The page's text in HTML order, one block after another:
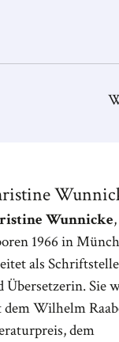
Wunnicke,
1966 in
als
Übersetzerin. Sie
Wilhelm
dem